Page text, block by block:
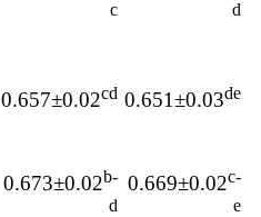
d
c
0.651±0.03de
0.657±0.02cd
0.669±0.02c-
e
0.673±0.02b-
d